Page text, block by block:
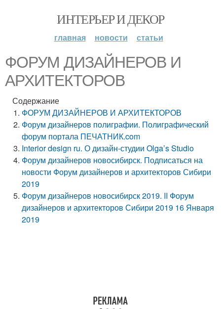
ИНТЕРЬЕР И ДЕКОР
главная новости статьи
ФОРУМ ДИЗАЙНЕРОВ И
АРХИТЕКТОРОВ
Содержание
ФОРУМ ДИЗАЙНЕРОВ И АРХИТЕКТОРОВ
Форум дизайнеров полиграфии. Полиграфический
форум портала ПЕЧАТНИК.com
Interior design ru. О дизайн-студии Olga’s Studio
Форум дизайнеров новосибирск. Подписаться на
новости Форум дизайнеров и архитекторов Сибири
2019
Форум дизайнеров новосибирск 2019. II Форум
дизайнеров и архитекторов Сибири 2019 16 Января
2019